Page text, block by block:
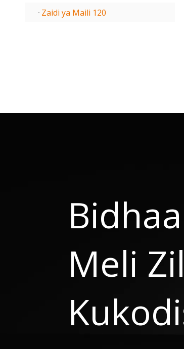
Zaidi ya Maili 120
Meli